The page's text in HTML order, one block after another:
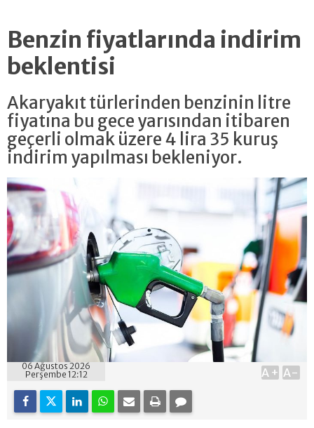
Benzin fiyatlarında indirim
beklentisi
Akaryakıt türlerinden benzinin litre
fiyatına bu gece yarısından itibaren
geçerli olmak üzere 4 lira 35 kuruş
indirim yapılması bekleniyor.
06 Ağustos 2026
Perşembe 12:12
A+ A-